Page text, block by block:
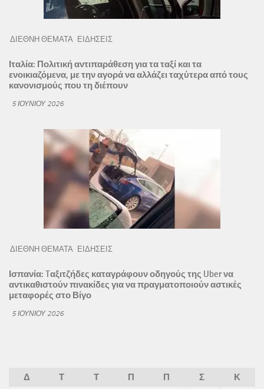
ΔΙΕΘΝΗ ΘΕΜΑΤΑ ΕΙΔΗΣΕΙΣ
Ιταλία: Πολιτική αντιπαράθεση για τα ταξί και τα
ενοικιαζόμενα, με την αγορά να αλλάζει ταχύτερα από τους
κανονισμούς που τη διέπουν
5 ΙΟΥΝΊΟΥ 2026
ΔΙΕΘΝΗ ΘΕΜΑΤΑ ΕΙΔΗΣΕΙΣ
Ισπανία: Tαξιτζήδες καταγράφουν οδηγούς της Uber να
αντικαθιστούν πινακίδες για να πραγματοποιούν αστικές
μεταφορές στο Βίγο
5 ΙΟΥΝΊΟΥ 2026
Δ Τ Τ Π Π Σ
Κ